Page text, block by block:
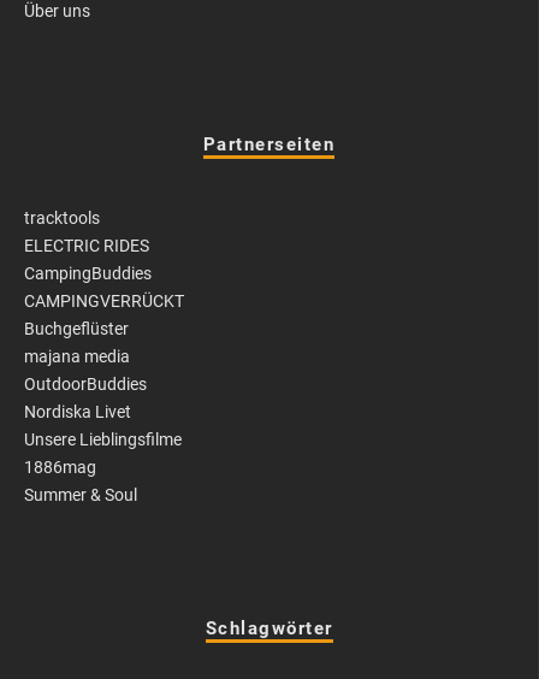
Über uns
Partnerseiten
tracktools
ELECTRIC RIDES
CampingBuddies
CAMPINGVERRÜCKT
Buchgeflüster
majana media
OutdoorBuddies
Nordiska Livet
Unsere Lieblingsfilme
1886mag
Summer & Soul
Schlagwörter